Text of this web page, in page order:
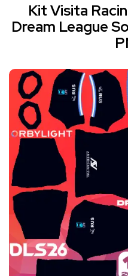
Kit Visita
Dream League